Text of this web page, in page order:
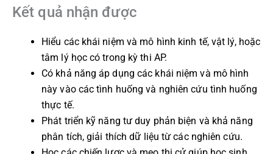
Kết quả nhận được
Hiểu các khái niệm và mô hình kinh tế, vật lý, hoặc
tâm lý học có trong kỳ thi AP.
Có khả năng áp dụng các khái niệm và mô hình
này vào các tình huống và nghiên cứu tình huống
thực tế.
Phát triển kỹ năng tư duy phản biện và khả năng
phân tích, giải thích dữ liệu từ các nghiên cứu.